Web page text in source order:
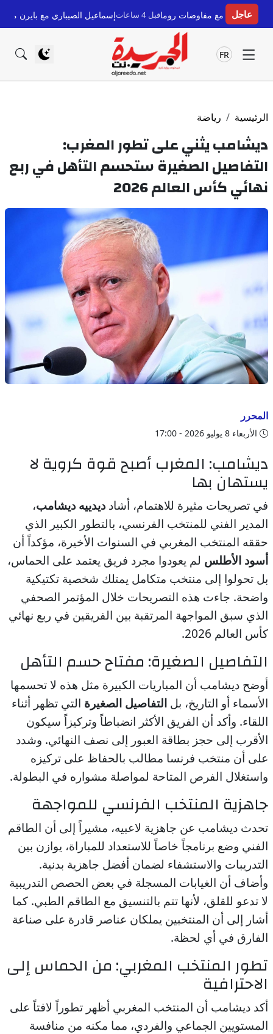
عاجل
مفاوضات روماقبل 4 ساعات إسماعيل الصيباري مع بايرن ميونخ: بنعطية
FR
الرئيسية رياضة
ديشامب يثني على تطور المغرب:
التفاصيل الصغيرة ستحسم التأهل في ربع
نهائي كأس العالم 2026
المحرر
الأربعاء 8 يوليو 2026 - 17:00
ديشامب: المغرب أصبح قوة كروية لا
يستهان بها
في تصريحات مثيرة للاهتمام، أشادديدييه ديشامب،
المدير الفني للمنتخب الفرنسي، بالتطور الكبير الذي
حققه المنتخب المغربي في السنوات الأخيرة، مؤكداً أن
أسود الأطلس لم يعودوا مجرد فريق يعتمد على الحماس،
بل تحولوا إلى منتخب متكامل يمتلك شخصية تكتيكية
واضحة. جاءت هذه التصريحات خلال المؤتمر الصحفي
الذي سبق المواجهة المرتقبة بين الفريقين في ربع نهائي
كأس العالم 2026.
التفاصيل الصغيرة: مفتاح حسم التأهل
أوضح ديشامب أن المباريات الكبيرة مثل هذه لا تحسمها
الأسماء أو التاريخ، بل التفاصيل الصغيرة التي تظهر أثناء
اللقاء. وأكد أن الفريق الأكثر انضباطاً وتركيزاً سيكون
الأقرب إلى حجز بطاقة العبور إلى نصف النهائي. وشدد
على أن منتخب فرنسا مطالب بالحفاظ على تركيزه
واستغلال الفرص المتاحة لمواصلة مشواره في البطولة.
جاهزية المنتخب الفرنسي للمواجهة
تحدث ديشامب عن جاهزية لاعبيه، مشيراً إلى أن الطاقم
الفني وضع برنامجاً خاصاً للاستعداد للمباراة، يوازن بين
التدريبات والاستشفاء لضمان أفضل جاهزية بدنية.
وأضاف أن الغيابات المسجلة في بعض الحصص التدريبية
لا تدعو للقلق، لأنها تتم بالتنسيق مع الطاقم الطبي. كما
أشار إلى أن المنتخبين يملكان عناصر قادرة على صناعة
الفارق في أي لحظة.
تطور المنتخب المغربي: من الحماس إلى
الاحترافية
أكد ديشامب أن المنتخب المغربي أظهر تطوراً لافتاً على
المستويين الجماعي والفردي، مما مكنه من منافسة